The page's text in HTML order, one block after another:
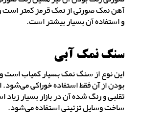
آهن نمک صورتی از نمک قرمز کمتر است
و استفاده آن بسیار بیشتر است.
سنگ نمک آبی
این نوع از سنگ نمک بسیار کمیاب است
بودن از آن فقط استفاده خوراکی می‌شود.
تقلبی و رنگ شده آن در بازار بسیار زیاد
ساخت وسایل تزئینی استفاده می‌شود.